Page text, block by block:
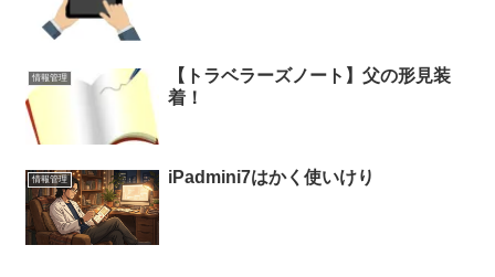
情報管理
【トラベラーズノート】父の形見装
着！
情報管理 iPadmini7はかく使いけり